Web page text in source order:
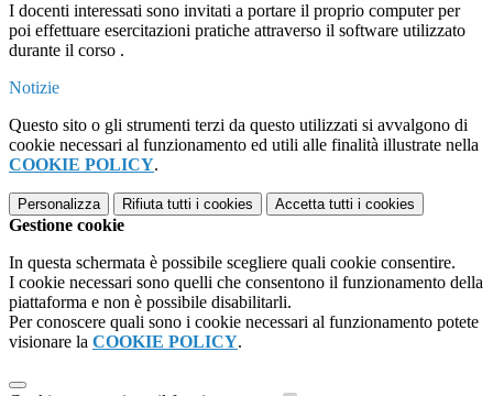
I docenti interessati sono invitati a portare il proprio computer per
poi effettuare esercitazioni pratiche attraverso il software utilizzato
durante il corso .
Notizie
Questo sito o gli strumenti terzi da questo utilizzati si avvalgono di
cookie necessari al funzionamento ed utili alle finalità illustrate nella
COOKIE POLICY.
Personalizza Rifiuta tutti i cookies Accetta tutti i cookies
Gestione cookie
In questa schermata è possibile scegliere quali cookie consentire.
I cookie necessari sono quelli che consentono il funzionamento della
piattaforma e non è possibile disabilitarli.
Per conoscere quali sono i cookie necessari al funzionamento potete
visionare la COOKIE POLICY.